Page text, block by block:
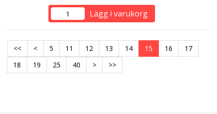
Lägg i varukorg
<< < 5 11 12 13 14 15 16
17
18
19 25 40 > >>